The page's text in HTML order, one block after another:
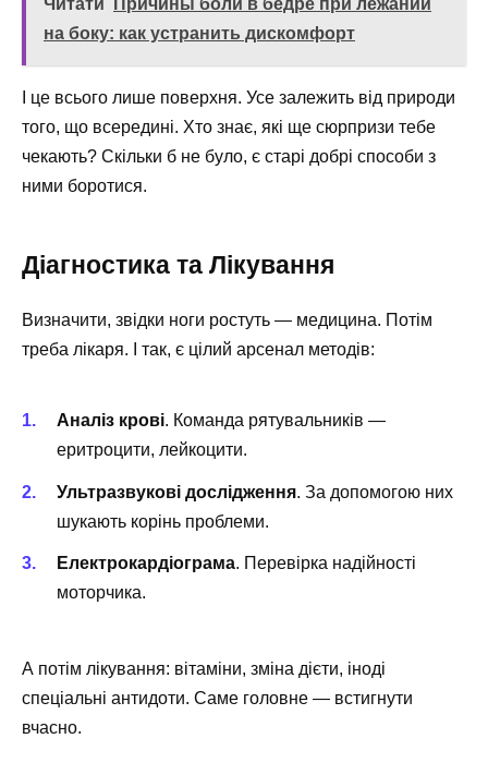
Читати
Причины боли в бедре при лежании
на боку: как устранить дискомфорт
І це всього лише поверхня. Усе залежить від природи
того, що всередині. Хто знає, які ще сюрпризи тебе
чекають? Скільки б не було, є старі добрі способи з
ними боротися.
Діагностика та Лікування
Визначити, звідки ноги ростуть — медицина. Потім
треба лікаря. І так, є цілий арсенал методів:
Аналіз крові. Команда рятувальників —
еритроцити, лейкоцити.
Ультразвукові дослідження. За допомогою них
шукають корінь проблеми.
Електрокардіограма. Перевірка надійності
моторчика.
А потім лікування: вітаміни, зміна дієти, іноді
спеціальні антидоти. Саме головне — встигнути
вчасно.